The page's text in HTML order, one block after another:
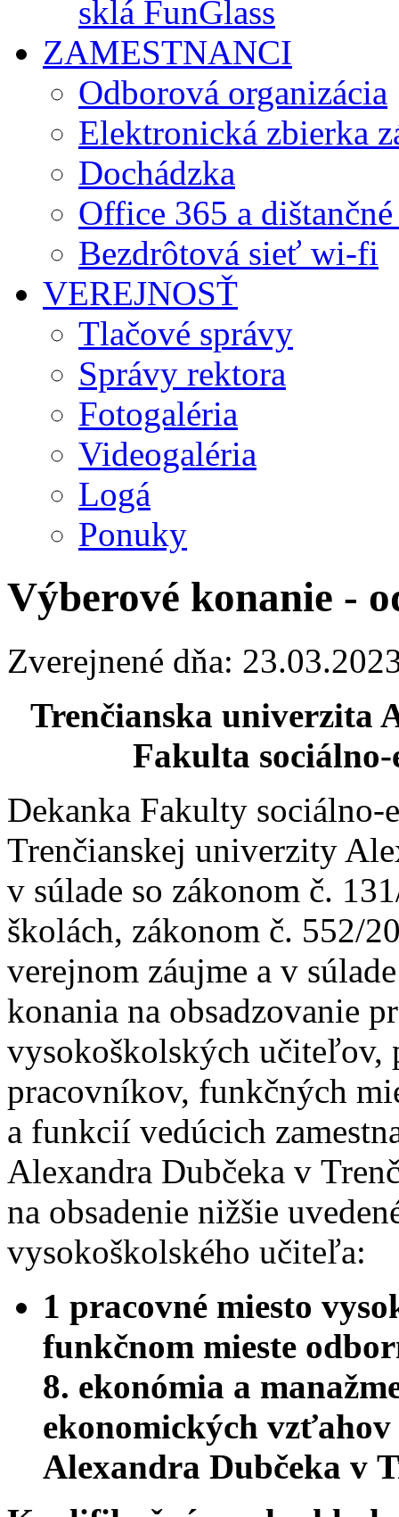
sklá FunGlass
ZAMESTNANCI
Odborová organizácia
Elektronická zbierka
Dochádzka
Office 365 a
Bezdrôtová sieť wi-fi
VEREJNOSŤ
Tlačové správy
Správy rektora
Fotogaléria
Videogaléria
Logá
Ponuky
Výberové konanie -
Zverejnené dňa:
Trenčianska univerzita
Fakulta
Dekanka Fakulty
Trenčianskej univerzity
v súlade so zákonom č.
školách, zákonom č. 552/
verejnom záujme a v
konania na obsadzovanie
vysokoškolských učiteľov,
pracovníkov, funkčných
a funkcií vedúcich
Alexandra Dubčeka v
na obsadenie nižšie
vysokoškolského učiteľa:
1 pracovné miesto
funkčnom mieste
8. ekonómia a
ekonomických
Alexandra Dubčeka v